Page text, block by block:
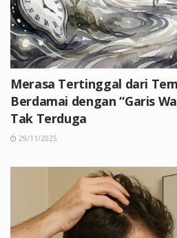
Merasa Tertinggal dari
Berdamai dengan “Garis
Tak Terduga
29/11/2025